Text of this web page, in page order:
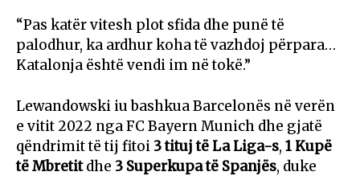
“Pas katër vitesh plot sfida dhe punë të
palodhur, ka ardhur koha të vazhdoj përpara…
Katalonja është vendi im në tokë.”
Lewandowski iu bashkua Barcelonës në verën
e vitit 2022 ngaFC Bayern Munich dhe gjatë
qëndrimit të tij fitoi3 tituj të La Liga-s, 1 Kupë
të Mbretitdhe 3 Superkupa të Spanjës, duke